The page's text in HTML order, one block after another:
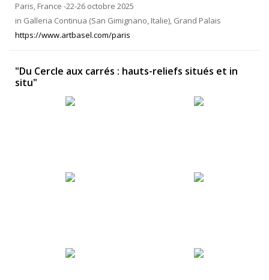
Paris, France -22-26 octobre 2025
in Galleria Continua (San Gimignano, Italie), Grand Palais
https://www.artbasel.com/paris
"Du Cercle aux carrés : hauts-reliefs situés et in
situ"